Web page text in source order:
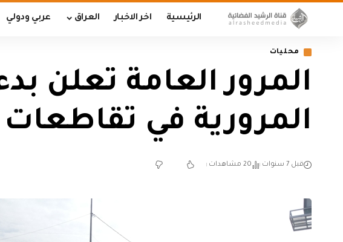
الرئيسية اخر الاخبار العراق عربي ودولي
محليات
المرور العامة تعلن
المرورية في تقاطعات
قبل 7 سنوات 20 مشاهدات